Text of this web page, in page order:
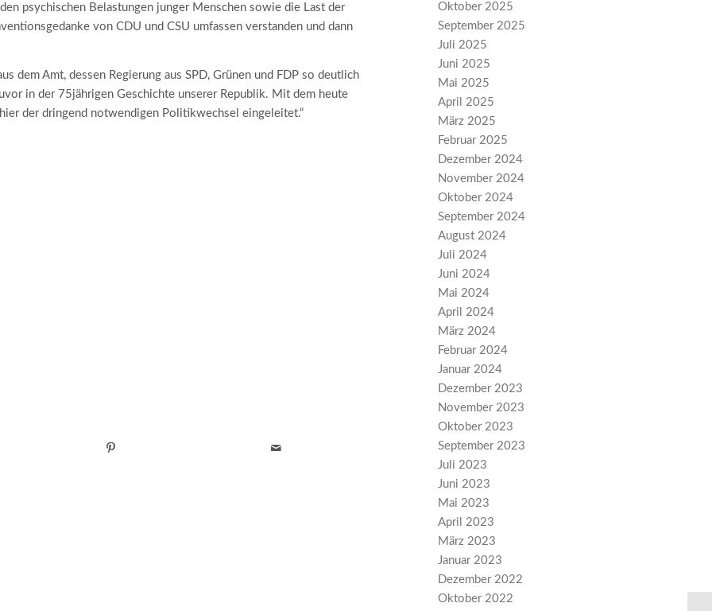
psychischen Belastungen junger Menschen sowie die Last der
von CDU und CSU umfassen verstanden und dann
dem Amt, dessen Regierung aus SPD, Grünen und FDP so deutlich
in der 75jährigen Geschichte unserer Republik. Mit dem heute
der dringend notwendigen Politikwechsel eingeleitet.“
Oktober 2025
September 2025
Juli 2025
Juni 2025
Mai 2025
April 2025
März 2025
Februar 2025
Dezember 2024
November 2024
Oktober 2024
September 2024
August 2024
Juli 2024
Juni 2024
Mai 2024
April 2024
März 2024
Februar 2024
Januar 2024
Dezember 2023
November 2023
Oktober 2023
September 2023
Juli 2023
Juni 2023
Mai 2023
April 2023
März 2023
Januar 2023
Dezember 2022
Oktober 2022